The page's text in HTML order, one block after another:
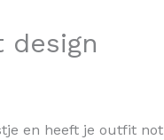
design
en heeft je outfit not